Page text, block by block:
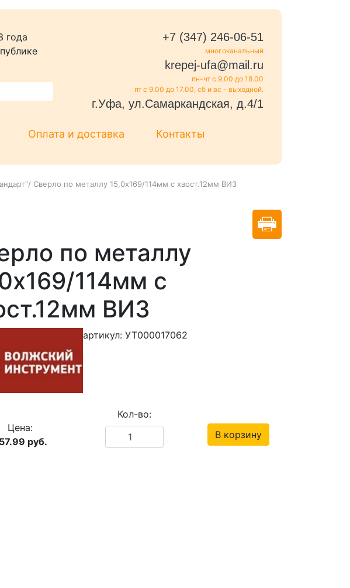
года
+7 (347) 246-06-51
многоканальный
krepej-ufa@mail.ru
пн-чт с 9.00 до 18.00
пт с 9.00 до 17.00, сб и вс - выходной.
г.Уфа, ул.Самаркандская, д.4/1
Оплата и доставка Контакты
/ Сверло по металлу 15,0х169/114мм с хвост.12мм ВИЗ
по металлу
114мм с
ВИЗ
артикул: УТ000017062
Цена:
руб.
Кол-во:
В корзину